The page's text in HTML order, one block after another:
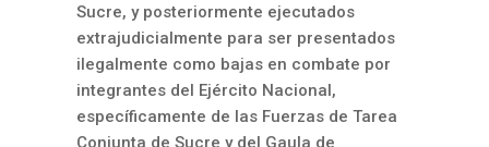
Sucre, y posteriormente ejecutados
extrajudicialmente para ser presentados
ilegalmente como bajas en combate por
integrantes del Ejército Nacional,
específicamente de las Fuerzas de Tarea
Conjunta de Sucre y del Gaula de